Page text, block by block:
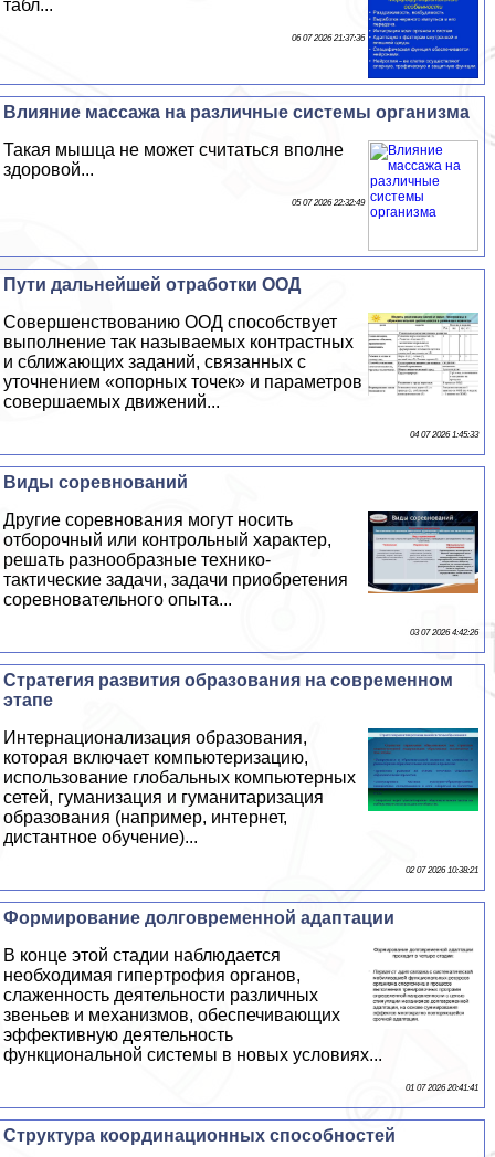
табл...
06 07 2026 21:37:36
Влияние массажа на различные системы организма
Такая мышца не может считаться вполне
здоровой...
05 07 2026 22:32:49
Пути дальнейшей отработки ООД
Совершенствованию ООД способствует
выполнение так называемых контрастных
и сближающих заданий, связанных с
уточнением «опopных точек» и параметров
совершаемых движений...
04 07 2026 1:45:33
Виды соревнований
Другие соревнования могут носить
отборочный или контрольный хаpaктер,
решать разнообразные технико-
тактические задачи, задачи приобретения
соревновательного опыта...
03 07 2026 4:42:26
Стратегия развития образования на современном
этапе
Интернационализация образования,
которая включает компьютеризацию,
использование глобальных компьютерных
сетей, гуманизация и гуманитаризация
образования (например, интернет,
дистантное обучение)...
02 07 2026 10:38:21
Формирование долговременной адаптации
В конце этой стадии наблюдается
необходимая гипертрофия органов,
слаженность деятельности различных
звеньев и механизмов, обеспечивающих
эффективную деятельность
функциональной системы в новых условиях...
01 07 2026 20:41:41
Структура координационных способностей